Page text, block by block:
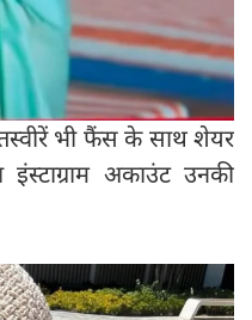
भी फैंस के साथ शेयर
अकाउंट उनकी